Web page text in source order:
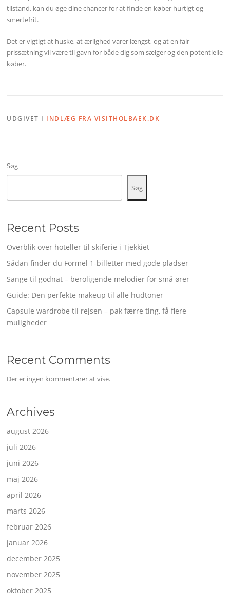
tilstand, kan du øge dine chancer for at finde en køber hurtigt og
smertefrit.
Det er vigtigt at huske, at ærlighed varer længst, og at en fair
prissætning vil være til gavn for både dig som sælger og den potentielle
køber.
UDGIVET I INDLÆG FRA VISITHOLBAEK.DK
Søg
Søg
Recent Posts
Overblik over hoteller til skiferie i Tjekkiet
Sådan finder du Formel 1-billetter med gode pladser
Sange til godnat – beroligende melodier for små ører
Guide: Den perfekte makeup til alle hudtoner
Capsule wardrobe til rejsen – pak færre ting, få flere
muligheder
Recent Comments
Der er ingen kommentarer at vise.
Archives
august 2026
juli 2026
juni 2026
maj 2026
april 2026
marts 2026
februar 2026
januar 2026
december 2025
november 2025
oktober 2025